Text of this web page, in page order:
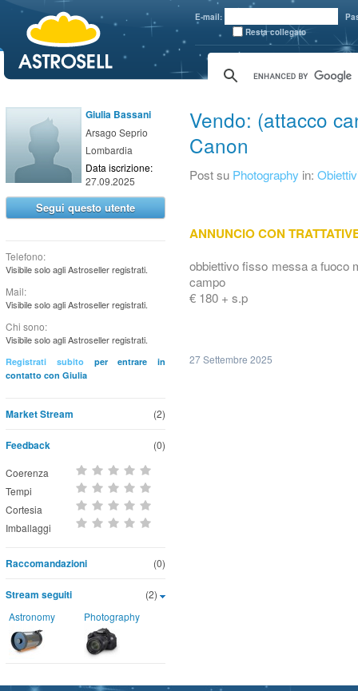
E-mail:
Resta collegato
Giulia Bassani
Arsago Seprio
Lombardia
Data iscrizione:
27.09.2025
Segui questo utente
Telefono:
Visibile solo agli Astroseller registrati.
Mail:
Visibile solo agli Astroseller registrati.
Chi sono:
Visibile solo agli Astroseller registrati.
Registrati subitoper entrare in
contatto con Giulia
(2)
Market Stream
Feedback (0)
Coerenza
Tempi
Cortesia
Imballaggi
(0)
Raccomandazioni
(2)
Stream seguiti
Astronomy Photography
Vendo: (attacco
Canon
Post su Photography in:
ANNUNCIO CON
obbiettivo fisso messa a fuoco
campo
€ 180 + s.p
27 Settembre 2025